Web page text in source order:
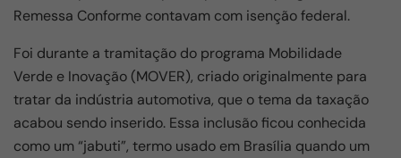
Remessa Conforme contavam com isenção federal.
Foi durante a tramitação do programa Mobilidade
Verde e Inovação (MOVER), criado originalmente para
tratar da indústria automotiva, que o tema da taxação
acabou sendo inserido. Essa inclusão ficou conhecida
como um “jabuti”, termo usado em Brasília quando um